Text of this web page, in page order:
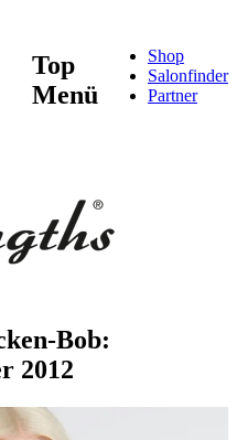
Top
Menü
Shop
Salonfinder
Partner
Bob:
2012